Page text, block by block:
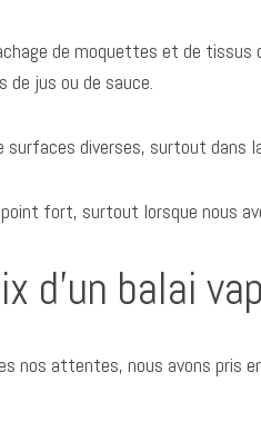
de moquettes et de
jus ou de sauce.
diverses, surtout
fort, surtout lorsque nous
d’un balai
nos attentes, nous avons pris